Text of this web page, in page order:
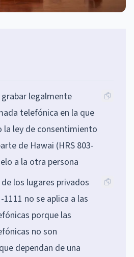
legalmente
telefónica en la que
la ley de consentimiento
de Hawai (HRS 803-
a la otra persona
los lugares privados
1111 no se aplica a las
porque las
no son
dependan de una